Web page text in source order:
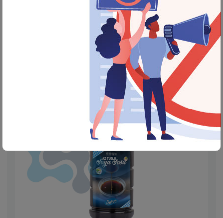
Detayları Gör